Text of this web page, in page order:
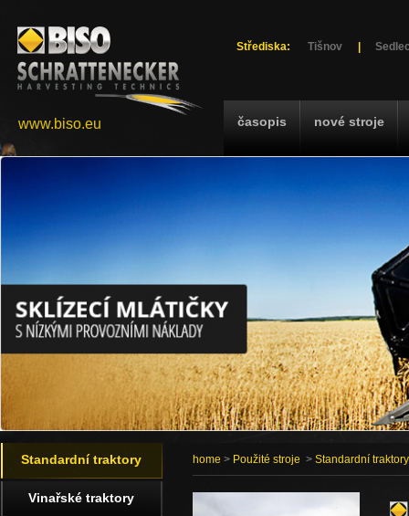
Střediska: Tišnov
časopis nové stroje
www.biso.eu
home > Použité stroje > Standardní traktory
Standardní traktory
Vinařské traktory